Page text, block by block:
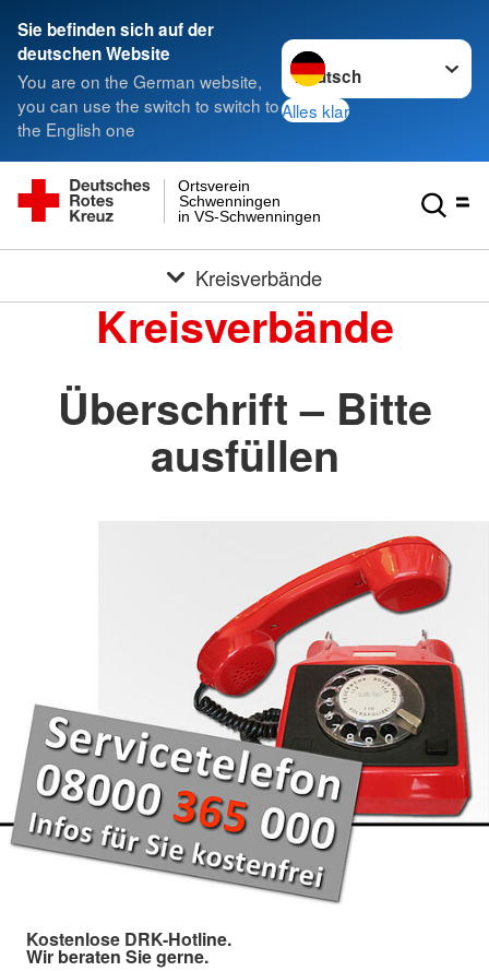
Sie befinden sich auf der
deutschen Website
You are on the German website,
you can use the switch to switch to
the English one
Sprache wechseln zu
Alles klar
in VS-Schwenningen
Schwenningen
Ortsverein
Kreisverbände
Kreisverbände
Überschrift – Bitte
ausfüllen
Kostenlose DRK-Hotline.
Wir beraten Sie gerne.